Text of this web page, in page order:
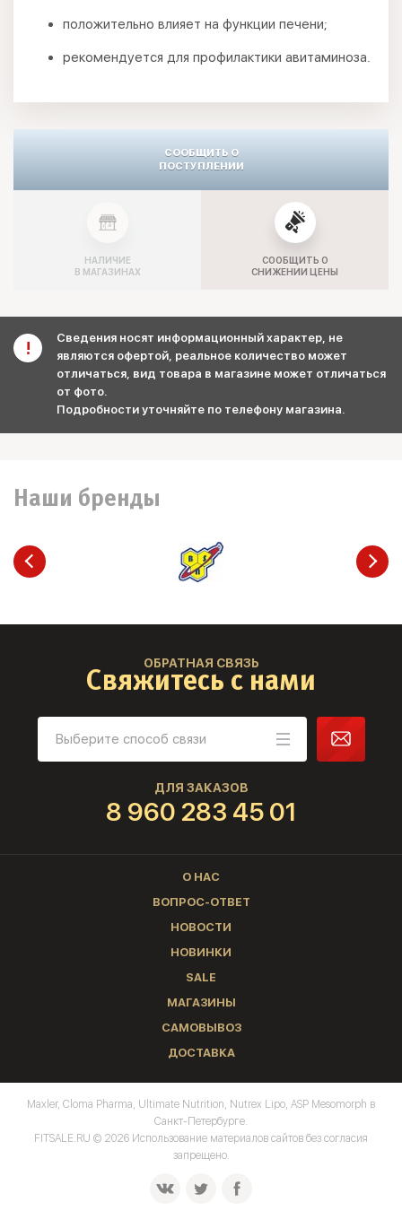
положительно влияет на функции печени;
рекомендуется для профилактики авитаминоза.
СООБЩИТЬ О
ПОСТУПЛЕНИИ
НАЛИЧИЕ
В МАГАЗИНАХ
СООБЩИТЬ О
СНИЖЕНИИ ЦЕНЫ
Сведения носят информационный характер, не
являются офертой, реальное количество может
отличаться, вид товара в магазине может отличаться
от фото.
Подробности уточняйте по телефону магазина.
Наши бренды
ОБРАТНАЯ СВЯЗЬ
Свяжитесь с нами
ДЛЯ ЗАКАЗОВ
8 960 283 45 01
О НАС
ВОПРОС-ОТВЕТ
НОВОСТИ
НОВИНКИ
SALE
МАГАЗИНЫ
САМОВЫВОЗ
ДОСТАВКА
Maxler, Cloma Pharma, Ultimate Nutrition, Nutrex Lipo, ASP Mesomorph в
Санкт-Петербурге.
FITSALE.RU © 2026 Использование материалов сайтов без согласия
запрещено.